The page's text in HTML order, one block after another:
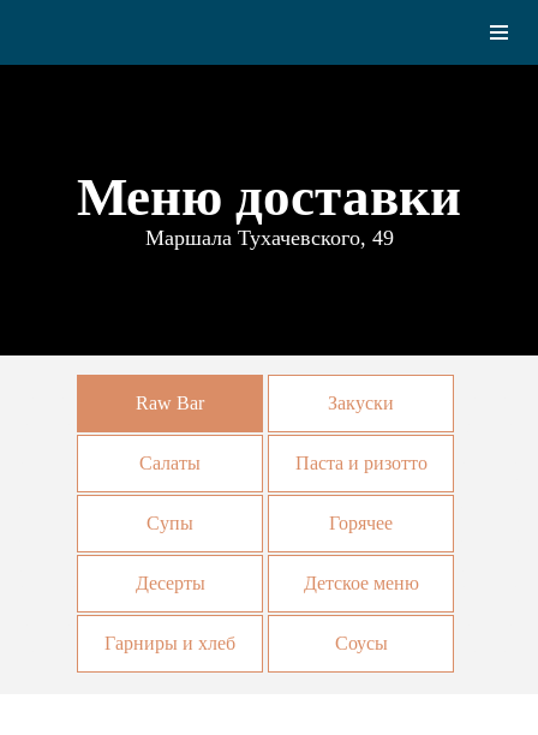
Меню доставки
Маршала Тухачевского, 49
Raw Bar Закуски
Салаты Паста и ризотто
Супы Горячее
Десерты Детское меню
Гарниры и хлеб Соусы